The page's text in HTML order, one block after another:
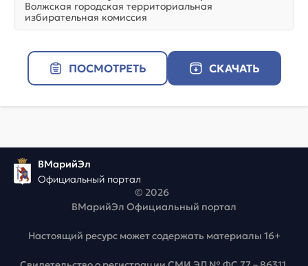
Волжская городская территориальная
избирательная комиссия
ПОСМОТРЕТЬ СКАЧАТЬ
ВМарийЭл
Официальный портал
© 2026
ВМарийЭл Официальный портал
Настоящий ресурс может содержать материалы 16+